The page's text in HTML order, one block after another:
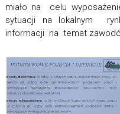
miało na celu
sytuacji na lokalnym
informacji na temat